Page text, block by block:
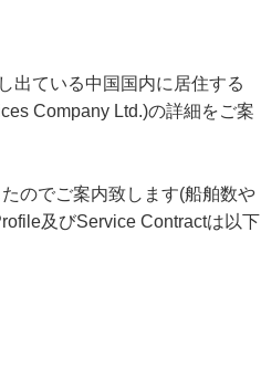
出ている中国国内に居住する
Company Ltd.)の詳細をご案
のでご案内致します(船舶数や
及びService Contractは以下